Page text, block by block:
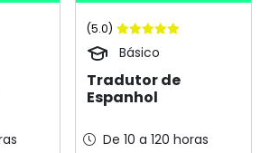
(5.0)
Básico
Tradutor de
Espanhol
De 10 a 120 horas